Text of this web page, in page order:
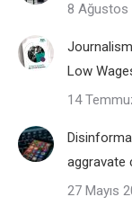
8 Ağustos
Low
14
aggravate
27 Mayıs